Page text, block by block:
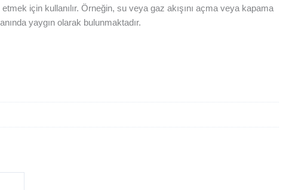
için kullanılır. Örneğin, su veya gaz akışını açma veya kapama
yaygın olarak bulunmaktadır.